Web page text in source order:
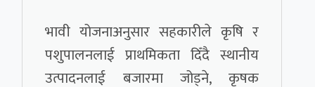
भावी योजनाअनुसार सहकारीले कृषि र
पशुपालनलाई प्राथमिकता दिँदै स्थानीय
उत्पादनलाई बजारमा जोड्ने, कृषक